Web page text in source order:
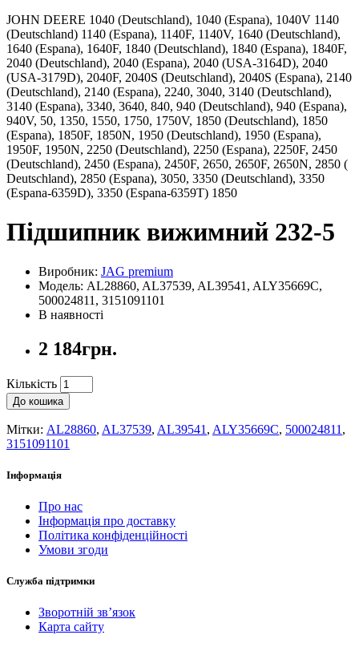
JOHN DEERE 1040 (Deutschland), 1040 (Espana), 1040V 1140
(Deutschland) 1140 (Espana), 1140F, 1140V, 1640 (Deutschland),
1640 (Espana), 1640F, 1840 (Deutschland), 1840 (Espana), 1840F,
2040 (Deutschland), 2040 (Espana), 2040 (USA-3164D), 2040
(USA-3179D), 2040F, 2040S (Deutschland), 2040S (Espana), 2140
(Deutschland), 2140 (Espana), 2240, 3040, 3140 (Deutschland),
3140 (Espana), 3340, 3640, 840, 940 (Deutschland), 940 (Espana),
940V, 50, 1350, 1550, 1750, 1750V, 1850 (Deutschland), 1850
(Espana), 1850F, 1850N, 1950 (Deutschland), 1950 (Espana),
1950F, 1950N, 2250 (Deutschland), 2250 (Espana), 2250F, 2450
(Deutschland), 2450 (Espana), 2450F, 2650, 2650F, 2650N, 2850 (
Deutschland), 2850 (Espana), 3050, 3350 (Deutschland), 3350
(Espana-6359D), 3350 (Espana-6359T) 1850
Підшипник вижимний 232-5
Виробник: JAG premium
Модель: AL28860, AL37539, AL39541, ALY35669C,
500024811, 3151091101
В наявності
2 184грн.
Кількість
До кошика
Мітки: AL28860, AL37539, AL39541 , ALY35669C, 500024811 ,
3151091101
Інформація
Про нас
Інформація про доставку
Політика конфіденційності
Умови згоди
Служба підтримки
Зворотній зв’язок
Карта сайту